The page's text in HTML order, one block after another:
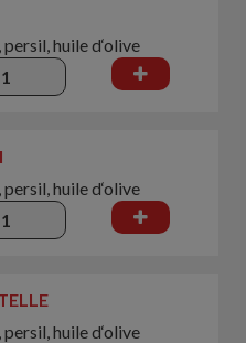
huile d‘olive
huile d‘olive
huile d‘olive